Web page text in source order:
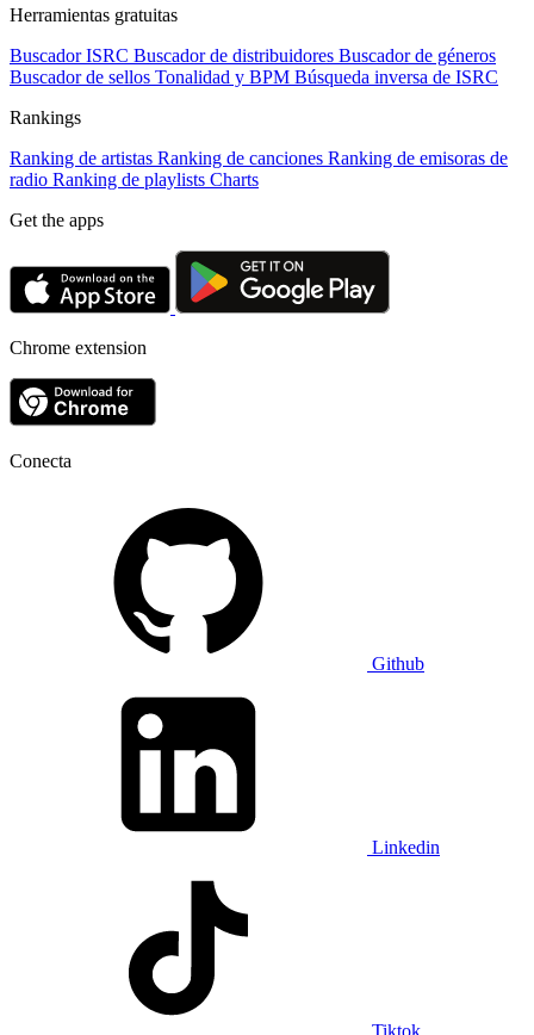
Herramientas gratuitas
Buscador ISRC Buscador de distribuidores Buscador de géneros
Buscador de sellos Tonalidad y BPM Búsqueda inversa de ISRC
Rankings
Ranking de artistas Ranking de canciones Ranking de emisoras de
radio Ranking de playlists Charts
Get the apps
Chrome extension
Conecta
Github
Linkedin
Tiktok